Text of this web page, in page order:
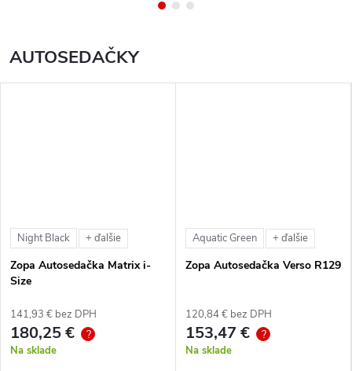
AUTOSEDAČKY
Night Black + ďalšie
Zopa Autosedačka Matrix i-
Size
141,93 € bez DPH
180,25 € ?
Na sklade
Aquatic Green + ďalšie
Zopa Autosedačka Verso R129
120,84 € bez DPH
153,47 € ?
Na sklade